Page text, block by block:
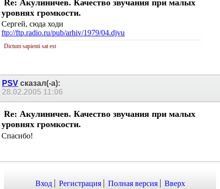
Re: Акулиничев. Качество звучания при малых
уровнях громкоcти.
Сергей, сюда ходи
ftp://ftp.radio.ru/pub/arhiv/1979/04.djvu
PSVсказал(-а):
28.02.200511:06
Re: Акулиничев. Качество звучания при малых
уровнях громкоcти.